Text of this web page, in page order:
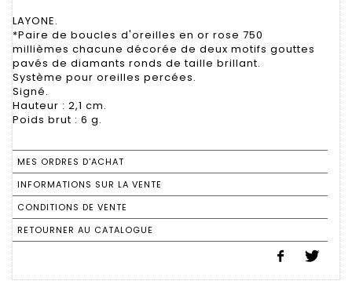
LAYONE.
*Paire de boucles d'oreilles en or rose 750
millièmes chacune décorée de deux motifs gouttes
pavés de diamants ronds de taille brillant.
Système pour oreilles percées.
Signé.
Hauteur : 2,1 cm.
Poids brut : 6 g.
MES ORDRES D'ACHAT
INFORMATIONS SUR LA VENTE
CONDITIONS DE VENTE
RETOURNER AU CATALOGUE